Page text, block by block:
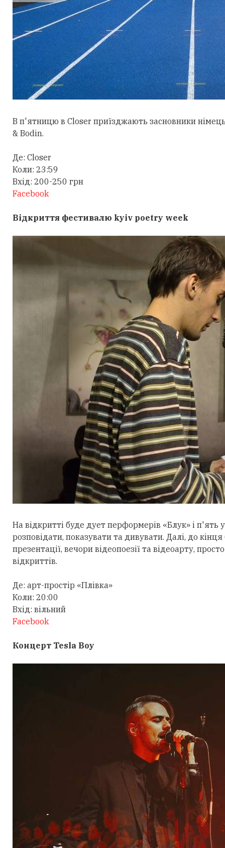
В п'ятницю в Closer приїзджають засновники
& Bodin.
Де: Closer
Коли: 23:59
Вхід: 200-250 грн
Facebook
Відкриття фестивалю kyiv poetry week
На відкритті буде дует перформерів «Блук» і п'ять
розповідати, показувати та дивувати. Далі, до
презентації, вечори відеопоезії та відеоарту,
відкриттів.
Де: арт-простір «Плівка»
Коли: 20:00
Вхід: вільний
Facebook
Концерт Tesla Boy